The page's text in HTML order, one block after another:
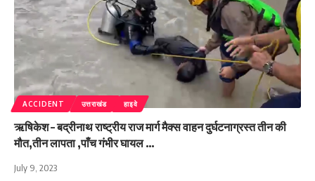
ACCIDENT उत्तराखंड हाइवे
ऋषिकेश – बद्रीनाथ राष्ट्रीय राज मार्ग मैक्स वाहन दुर्घटनाग्रस्त तीन की
मौत,तीन लापता ,पाँच गंभीर घायल …
July 9, 2023